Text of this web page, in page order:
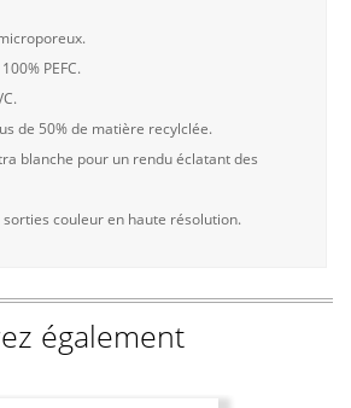
PEFC.
de 50% de matière recylclée.
blanche pour un rendu éclatant des
sorties couleur en haute résolution.
également